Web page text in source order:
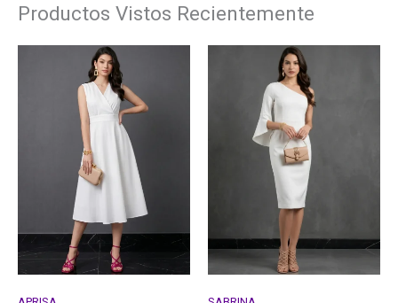
Productos Vistos Recientemente